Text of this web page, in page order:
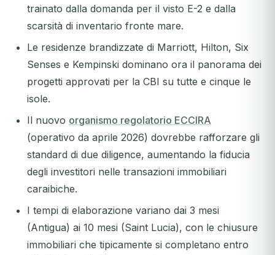
trainato dalla domanda per il visto E-2 e dalla
scarsità di inventario fronte mare.
Le residenze brandizzate di Marriott, Hilton, Six
Senses e Kempinski dominano ora il panorama dei
progetti approvati per la CBI su tutte e cinque le
isole.
Il nuovo organismo regolatorio ECCIRA
(operativo da aprile 2026) dovrebbe rafforzare gli
standard di due diligence, aumentando la fiducia
degli investitori nelle transazioni immobiliari
caraibiche.
I tempi di elaborazione variano dai 3 mesi
(Antigua) ai 10 mesi (Saint Lucia), con le chiusure
immobiliari che tipicamente si completano entro